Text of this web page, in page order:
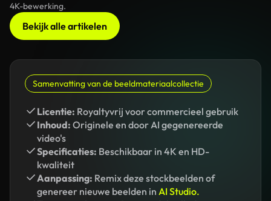
4K-bewerking.
Bekijk alle artikelen
Samenvatting van de beeldmateriaalcollectie
Licentie: Royaltyvrij voor commercieel gebruik
Inhoud: Originele en door AI gegenereerde
video's
Specificaties: Beschikbaar in 4K en HD-
kwaliteit
Aanpassing: Remix deze stockbeelden of
genereer nieuwe beelden in AI Studio.